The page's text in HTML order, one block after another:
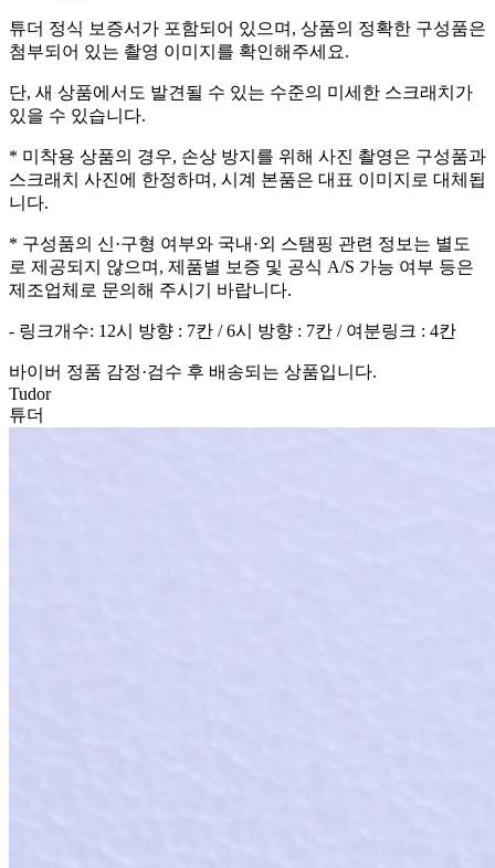
튜더 정식 보증서가 포함되어 있으며, 상품의 정확한 구성품은
첨부되어 있는 촬영 이미지를 확인해주세요.
단, 새 상품에서도 발견될 수 있는 수준의 미세한 스크래치가
있을 수 있습니다.
* 미착용 상품의 경우, 손상 방지를 위해 사진 촬영은 구성품과
스크래치 사진에 한정하며, 시계 본품은 대표 이미지로 대체됩
니다.
* 구성품의 신·구형 여부와 국내·외 스탬핑 관련 정보는 별도
로 제공되지 않으며, 제품별 보증 및 공식 A/S 가능 여부 등은
제조업체로 문의해 주시기 바랍니다.
- 링크개수: 12시 방향 : 7칸 / 6시 방향 : 7칸 / 여분링크 : 4칸
바이버 정품 감정·검수 후 배송되는 상품입니다.
Tudor
튜더